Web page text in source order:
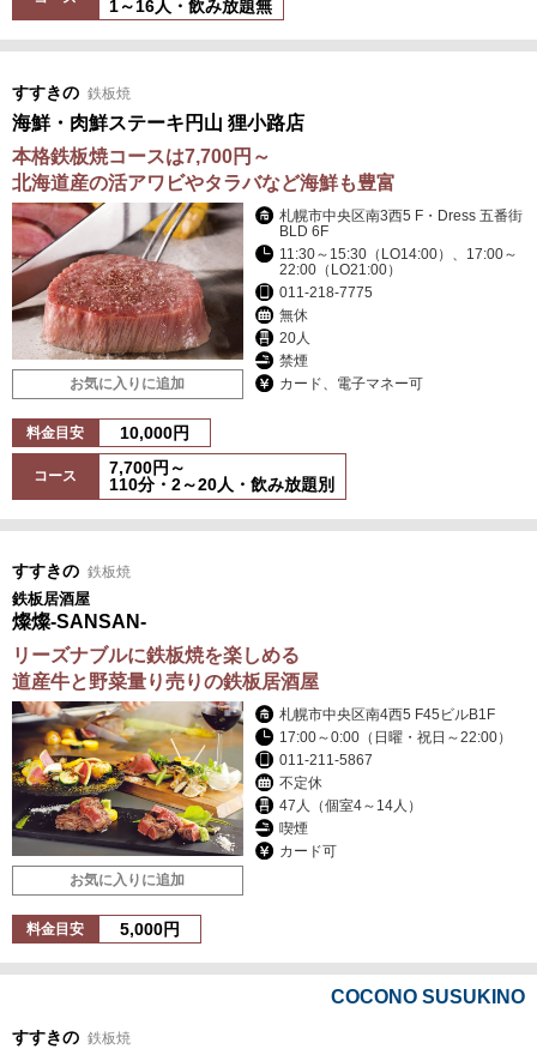
1～16人・飲み放題無
すすきの 鉄板焼
海鮮・肉鮮ステーキ円山 狸小路店
本格鉄板焼コースは7,700円～
北海道産の活アワビやタラバなど海鮮も豊富
お気に入りに追加
札幌市中央区南3西5 F・Dress 五番街
BLD 6F
11:30～15:30（LO14:00）、17:00～
22:00（LO21:00）
011-218-7775
無休
20人
禁煙
カード、電子マネー可
料金目安 10,000円
コース
7,700円～
110分・2～20人・飲み放題別
すすきの 鉄板焼
鉄板居酒屋
燦燦-SANSAN-
リーズナブルに鉄板焼を楽しめる
道産牛と野菜量り売りの鉄板居酒屋
お気に入りに追加
札幌市中央区南4西5 F45ビルB1F
17:00～0:00（日曜・祝日～22:00）
011-211-5867
不定休
47人（個室4～14人）
喫煙
カード可
料金目安 5,000円
COCONO SUSUKINO
すすきの 鉄板焼